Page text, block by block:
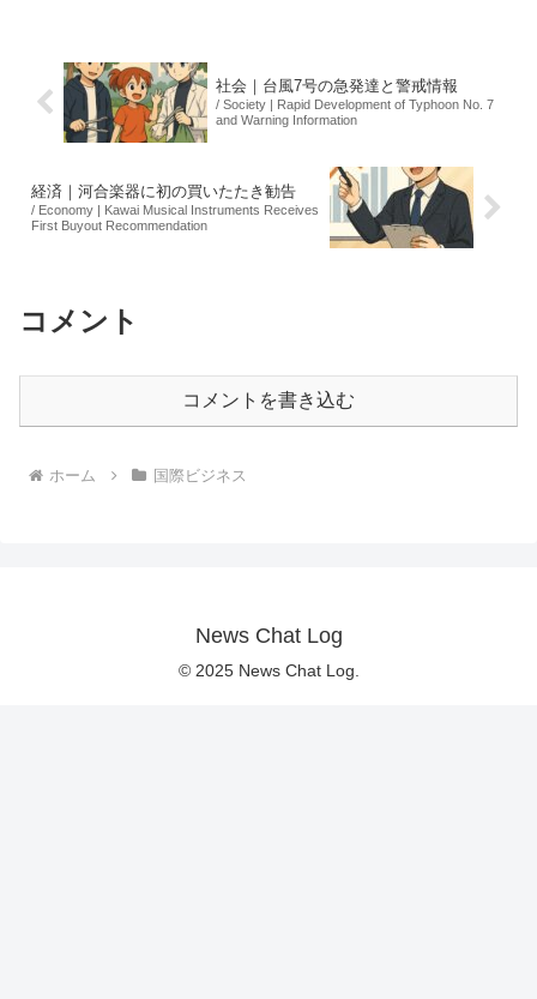
社会｜台風7号の急発達と警戒情報
/ Society | Rapid Development of Typhoon No. 7
and Warning Information
経済｜河合楽器に初の買いたたき勧告
/ Economy | Kawai Musical Instruments Receives
First Buyout Recommendation
コメント
コメントを書き込む
ホーム 国際ビジネス
News Chat Log
© 2025 News Chat Log.